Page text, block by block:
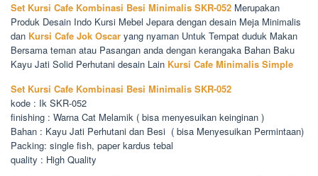
Set Kursi Cafe Kombinasi Besi Minimalis SKR-052 Merupakan
Produk Desain Indo Kursi Mebel Jepara dengan desain Meja Minimalis
dan Kursi Cafe Jok Oscar yang nyaman Untuk Tempat duduk Makan
Bersama teman atau Pasangan anda dengan kerangaka Bahan Baku
Kayu Jati Solid Perhutani desain Lain Kursi Cafe Minimalis Simple
Set Kursi Cafe Kombinasi Besi Minimalis SKR-052
kode : Ik SKR-052
finishing : Warna Cat Melamik ( bisa menyesuikan keinginan )
Bahan : Kayu Jati Perhutani dan Besi ( bisa Menyesuikan Permintaan)
Packing: single fish, paper kardus tebal
quality : High Quality